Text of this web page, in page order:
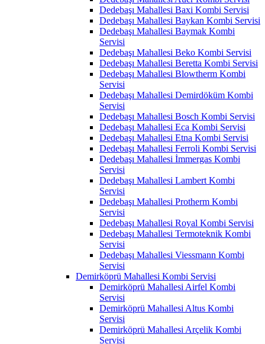
Dedebaşı Mahallesi Baxi Kombi Servisi
Dedebaşı Mahallesi Baykan Kombi Servisi
Dedebaşı Mahallesi Baymak Kombi
Servisi
Dedebaşı Mahallesi Beko Kombi Servisi
Dedebaşı Mahallesi Beretta Kombi Servisi
Dedebaşı Mahallesi Blowtherm Kombi
Servisi
Dedebaşı Mahallesi Demirdöküm Kombi
Servisi
Dedebaşı Mahallesi Bosch Kombi Servisi
Dedebaşı Mahallesi Eca Kombi Servisi
Dedebaşı Mahallesi Etna Kombi Servisi
Dedebaşı Mahallesi Ferroli Kombi Servisi
Dedebaşı Mahallesi İmmergas Kombi
Servisi
Dedebaşı Mahallesi Lambert Kombi
Servisi
Dedebaşı Mahallesi Protherm Kombi
Servisi
Dedebaşı Mahallesi Royal Kombi Servisi
Dedebaşı Mahallesi Termoteknik Kombi
Servisi
Dedebaşı Mahallesi Viessmann Kombi
Servisi
Demirköprü Mahallesi Kombi Servisi
Demirköprü Mahallesi Airfel Kombi
Servisi
Demirköprü Mahallesi Altus Kombi
Servisi
Demirköprü Mahallesi Arçelik Kombi
Servisi